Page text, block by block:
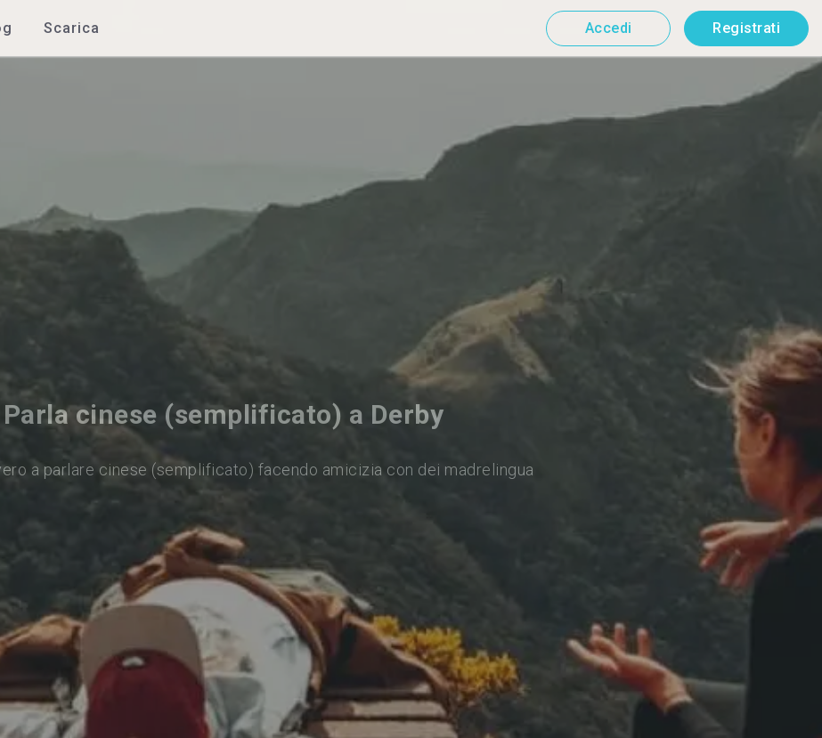
Scarica Accedi Registrati
Parla cinese (semplificato) a Derby
a parlare cinese (semplificato) facendo amicizia con dei madrelingua